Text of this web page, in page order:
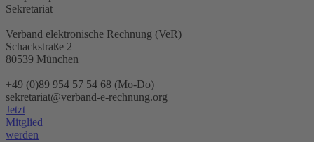
Sekretariat
Verband elektronische Rechnung (VeR)
Schackstraße 2
80539 München
+49 (0)89 954 57 54 68 (Mo-Do)
sekretariat@verband-e-rechnung.org
Jetzt
Mitglied
werden